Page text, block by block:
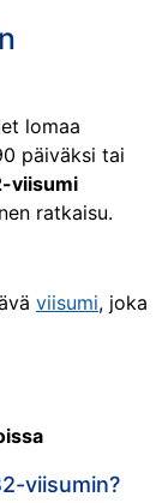
lomaa
päiväksi tai
viisumi
ratkaisu.
viisumi, joka
viisumin?